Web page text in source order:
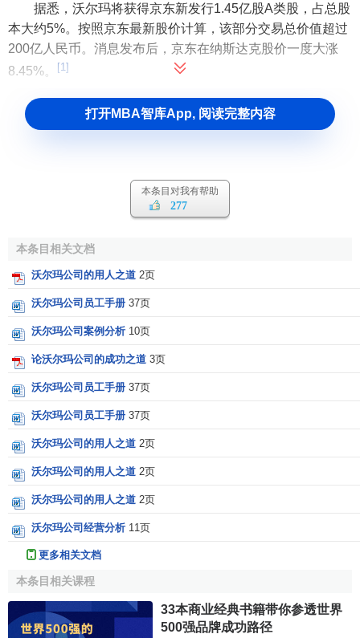
据悉，沃尔玛将获得京东新发行1.45亿股A类股，占总股
本大约5%。按照京东最新股价计算，该部分交易总价值超过
200亿人民币。消息发布后，京东在纳斯达克股价一度大涨
8.45%。
[1]
沃尔玛公司的宗旨
司一贯坚持“服务胜人一筹、员工与众不同”的原则。走进沃尔
玛，顾客便可以亲身感受到宾至如归的周到服务。再次，沃
快的速度购齐所有需要的商品，正是这种快捷便利的购物方
式吸引了现代消费者。
此外，虽然沃尔玛为了降低成本，一再缩减
开支，但对各项公益事业的捐赠上，却不吝金钱、广为人
善。有付出便有收获，沃尔玛在
以及活动本身所具的独到创意，大大提高了品牌知名度，成
功塑造了品牌在广大消费者心目中的卓越形象。最后，也是
的目标消费者，采取不同的零售经营形式，分别占领高、低
档市场。例如：针对中层及中下层消费者的沃尔玛平价购物
广场；只针对会员提供各项优惠及服务的山姆会员商店；以
及深受上层消费者欢迎的沃尔玛综合性百货商店等。
沃尔玛市场比一般的
所需要的物品在这里都能买到，又称"家庭一次购物"。从服
饰、布匹、药品、玩具、各种生活用品、家用电器、珠宝化
妆品，到汽车配件、小型游艇等等，一应俱全。
打开MBA智库App, 阅读完整内容
本条目对我有帮助
277
本条目相关文档
沃尔玛公司的用人之道 2页
沃尔玛公司员工手册 37页
沃尔玛公司案例分析 10页
论沃尔玛公司的成功之道 3页
沃尔玛公司员工手册 37页
沃尔玛公司员工手册 37页
沃尔玛公司的用人之道 2页
沃尔玛公司的用人之道 2页
沃尔玛公司的用人之道 2页
沃尔玛公司经营分析 11页
更多相关文档
本条目相关课程
33本商业经典书籍带你参透世界
500强品牌成功路径